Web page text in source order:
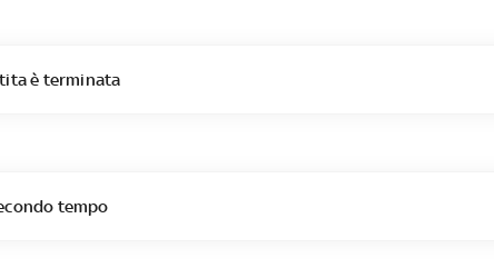
è terminata
tempo